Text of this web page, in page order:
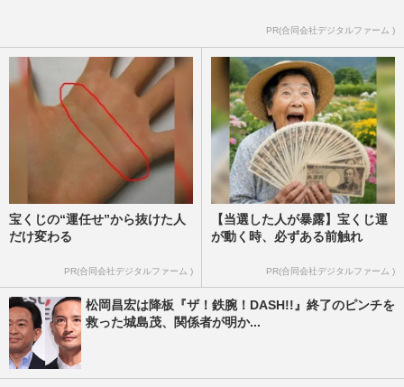
PR(合同会社デジタルファーム )
宝くじの“運任せ”から抜けた人
だけ変わる
PR(合同会社デジタルファーム )
【当選した人が暴露】宝くじ運
が動く時、必ずある前触れ
PR(合同会社デジタルファーム )
松岡昌宏は降板『ザ！鉄腕！DASH!!』終了のピンチを
救った城島茂、関係者が明か...